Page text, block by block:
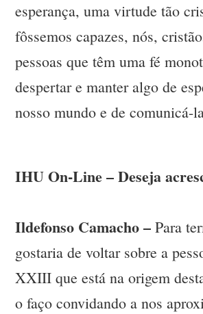
esperança, uma virtude tão
fôssemos capazes, nós,
pessoas que têm uma fé
despertar e manter algo de
nosso mundo e de comunicá-
IHU On-Line – Deseja
Ildefonso Camacho – Para
gostaria de voltar sobre a
XXIII que está na origem
o faço convidando a nos